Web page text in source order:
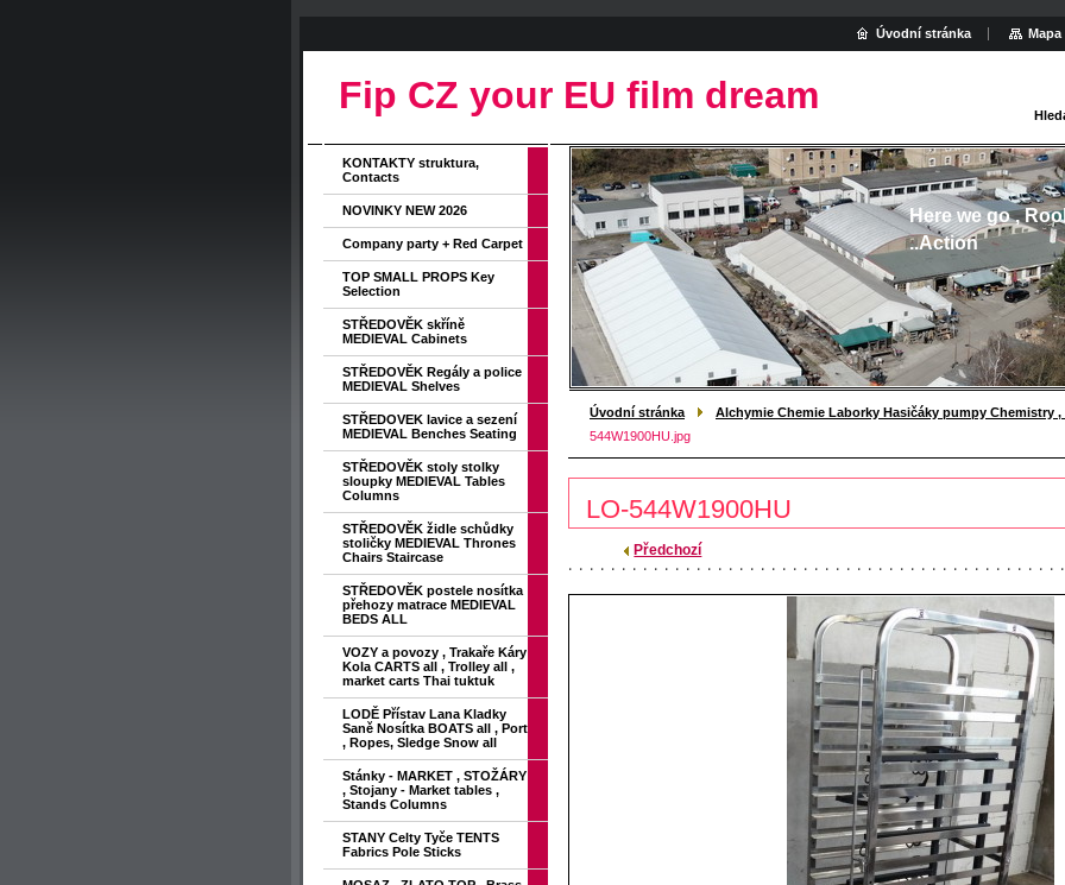
Fip CZ your EU film dream
Here we go ,
..Action
Úvodní stránka
Alchymie Chemie Laborky Hasičáky pumpy Chemistry
544W1900HU.jpg
LO-544W1900HU
Předchozí
KONTAKTY struktura,
Contacts
NOVINKY NEW 2026
Company party + Red Carpet
TOP SMALL PROPS Key
Selection
STŘEDOVĚK skříně
MEDIEVAL Cabinets
STŘEDOVĚK Regály a police
MEDIEVAL Shelves
STŘEDOVEK lavice a sezení
MEDIEVAL Benches Seating
STŘEDOVĚK stoly stolky
sloupky MEDIEVAL Tables
Columns
STŘEDOVĚK židle schůdky
stoličky MEDIEVAL Thrones
Chairs Staircase
STŘEDOVĚK postele nosítka
přehozy matrace MEDIEVAL
BEDS ALL
VOZY a povozy , Trakaře Káry
Kola CARTS all , Trolley all ,
market carts Thai tuktuk
LODĚ Přístav Lana Kladky
Saně Nosítka BOATS all , Port
, Ropes, Sledge Snow all
Stánky - MARKET , STOŽÁRY
, Stojany - Market tables ,
Stands Columns
STANY Celty Tyče TENTS
Fabrics Pole Sticks
Úvodní stránka